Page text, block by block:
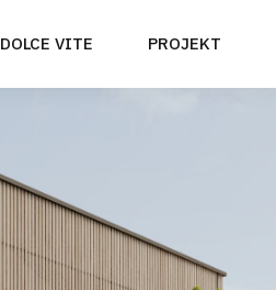
DOLCE VITE PROJEKT